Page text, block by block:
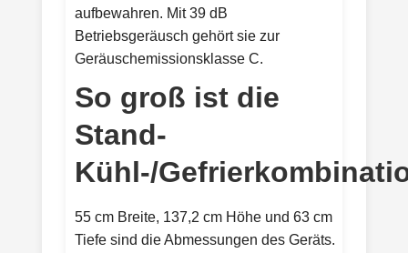
aufbewahren. Mit 39 dB
Betriebsgeräusch gehört sie zur
Geräuschemissionsklasse C.
So groß ist die
Stand-
Kühl-/
55 cm Breite, 137,2 cm Höhe und 63 cm
Tiefe sind die Abmessungen des Geräts.